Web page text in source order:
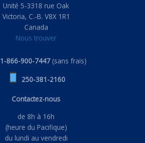
Unité 5-3318 rue Oak
Victoria, C.-B. V8X 1R1
Canada
Nous trouver
1-866-900-7447(sans frais)
250-381-2160
Contactez-nous
de 8h à 16h
(heure du Pacifique)
du lundi au vendredi